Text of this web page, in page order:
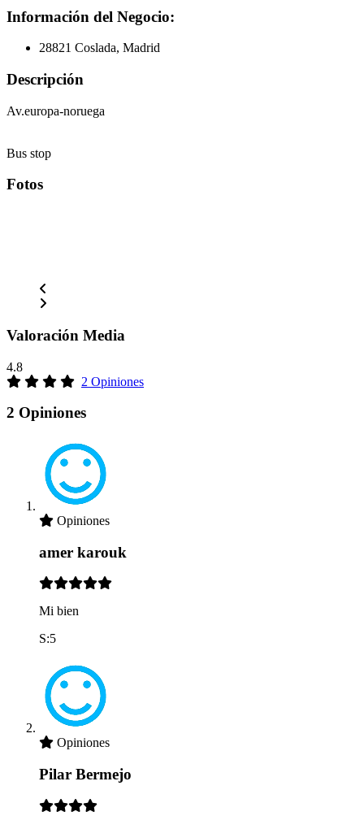
Información del Negocio:
28821 Coslada, Madrid
Descripción
Av.europa-noruega
Bus stop
Fotos
Valoración Media
4.8
2 Opiniones
2 Opiniones
Opiniones
amer karouk
Mi bien
S:5
Opiniones
Pilar Bermejo